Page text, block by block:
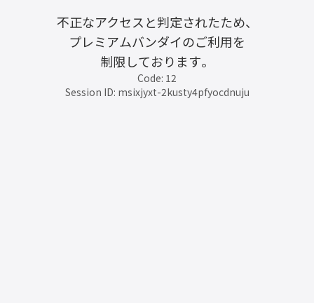
不正なアクセスと判定されたため、
プレミアムバンダイのご利用を
制限しております。
Code: 12
Session ID: msixjyxt-2kusty4pfyocdnuju